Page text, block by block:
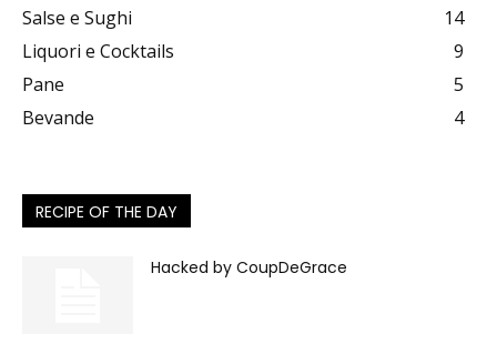
Salse e Sughi
14
Liquori e Cocktails
9
Pane
5
Bevande
4
RECIPE OF THE DAY
Hacked by CoupDeGrace